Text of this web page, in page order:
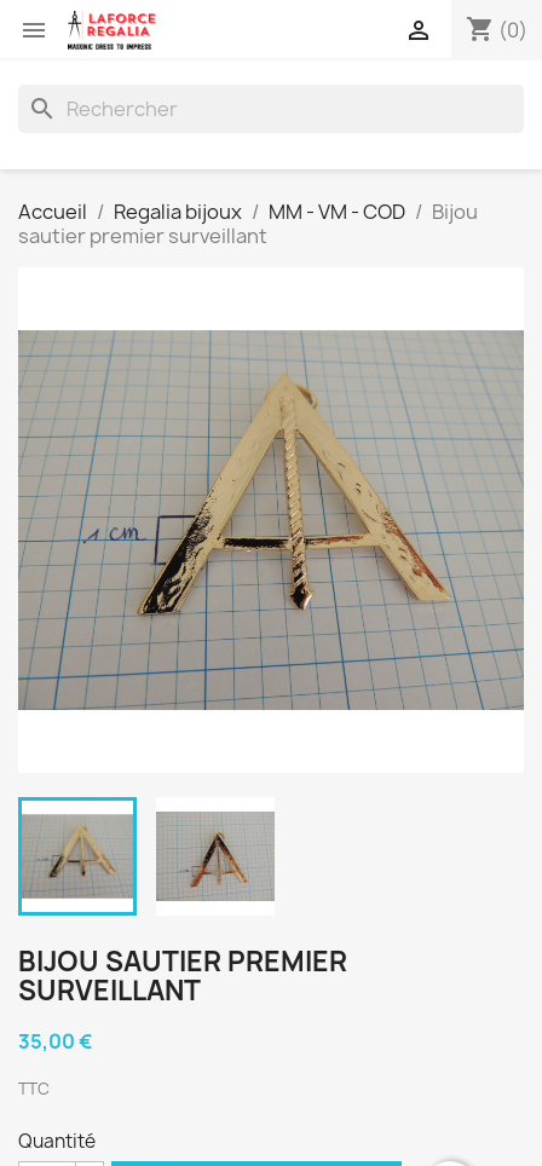
 shopping_cart (0)

search
Accueil Regalia bijoux MM - VM - COD
Bijou
sautier premier surveillant
BIJOU SAUTIER PREMIER
SURVEILLANT
35,00 €
TTC
Quantité